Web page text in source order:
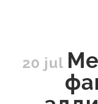
20 jul